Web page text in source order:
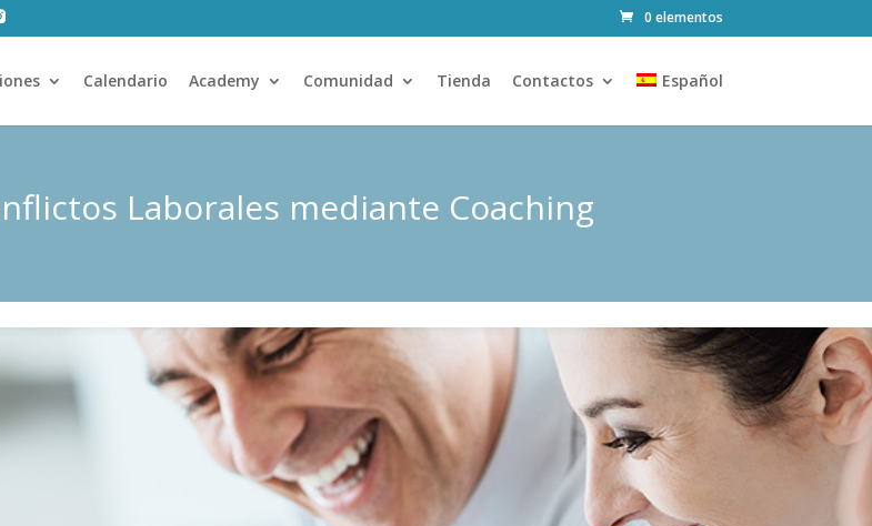
0 elementos
Calendario Academy Comunidad Tienda Contactos Español
Laborales mediante Coaching